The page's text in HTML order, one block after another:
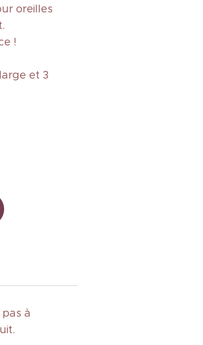
oreilles
!
et 3
à